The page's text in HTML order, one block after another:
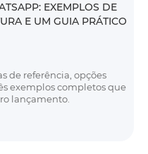
EXEMPLOS DE
E UM GUIA PRÁTICO
de referência, opções
exemplos completos que
lançamento.